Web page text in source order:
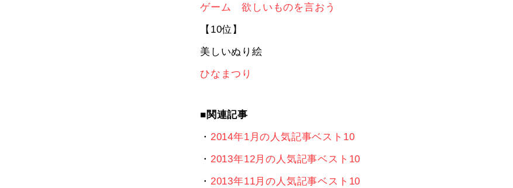
ゲーム 欲しいものを言おう
【10位】
美しいぬり絵
ひなまつり
■関連記事
・ 2014年1月の人気記事ベスト10
・ 2013年12月の人気記事ベスト10
・ 2013年11月の人気記事ベスト10